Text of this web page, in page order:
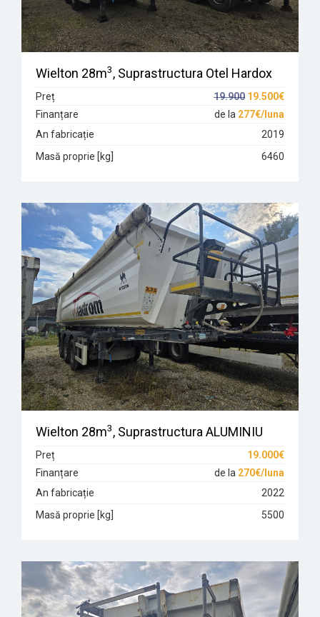
Wielton 28m3, Suprastructura Otel Hardox
Preț 19.900 19.500€
Finanțare
de la 277€/luna
An fabricație
2019
Masă proprie [kg]
6460
Wielton 28m3, Suprastructura ALUMINIU
Preț
19.000€
Finanțare
de la 270€/luna
An fabricație
2022
Masă proprie [kg]
5500